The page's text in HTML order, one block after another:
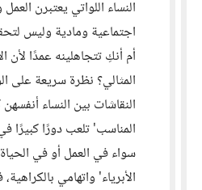
النساء اللواتي يعتبرن
اجتماعية ومادية وليس
أم أنكِ تتجاهلينه عمدًا
المثالي؟ نظرة سريعة على
النقاشات بين النساء
المناسب' تلعب دورًا كبيرًا
سواء في العمل أو في
الأبرياء' واتهامي